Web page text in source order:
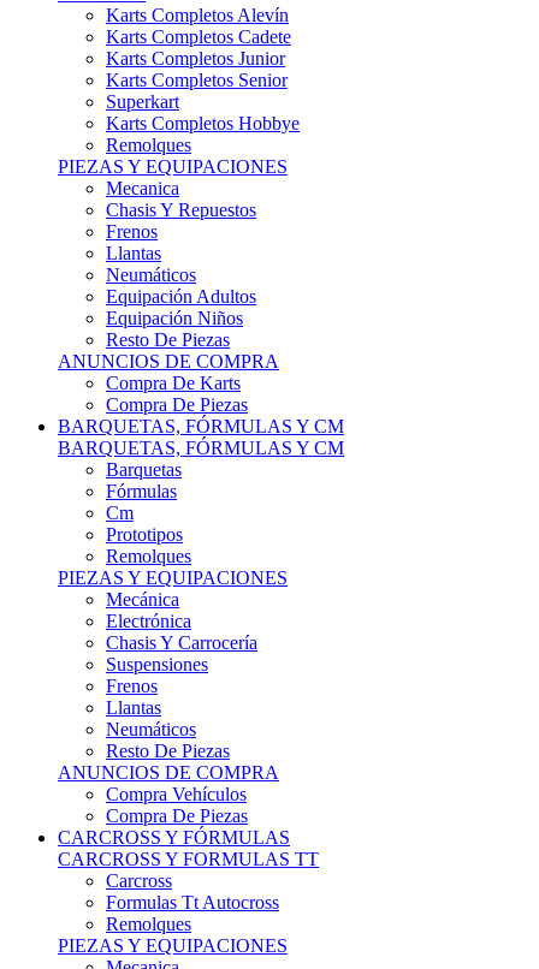
Karts Completos Alevín
Karts Completos Cadete
Karts Completos Junior
Karts Completos Senior
Superkart
Karts Completos Hobbye
Remolques
PIEZAS Y EQUIPACIONES
Mecanica
Chasis Y Repuestos
Frenos
Llantas
Neumáticos
Equipación Adultos
Equipación Niños
Resto De Piezas
ANUNCIOS DE COMPRA
Compra De Karts
Compra De Piezas
BARQUETAS, FÓRMULAS Y CM
BARQUETAS, FÓRMULAS Y CM
Barquetas
Fórmulas
Cm
Prototipos
Remolques
PIEZAS Y EQUIPACIONES
Mecánica
Electrónica
Chasis Y Carrocería
Suspensiones
Frenos
Llantas
Neumáticos
Resto De Piezas
ANUNCIOS DE COMPRA
Compra Vehículos
Compra De Piezas
CARCROSS Y FÓRMULAS
CARCROSS Y FORMULAS TT
Carcross
Formulas Tt Autocross
Remolques
PIEZAS Y EQUIPACIONES